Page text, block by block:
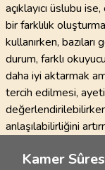
açıklayıcı üslubu
bir farklılık
kullanırken,
durum, farklı
daha iyi aktarmak
tercih edilmesi,
anlaşılabilirliğini
Kamer